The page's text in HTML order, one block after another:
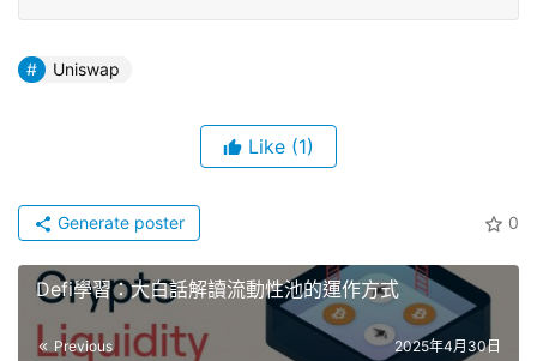
Uniswap
Like (1)
0
Generate poster
Defi學習：大白話解讀流動性池的運作方式
Previous 2025年4月30日